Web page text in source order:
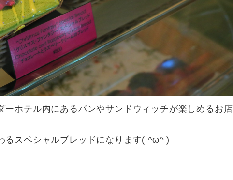
ーホテル内にあるパンやサンドウィッチが楽しめるお店
るスペシャルブレッドになります( ^ω^ )